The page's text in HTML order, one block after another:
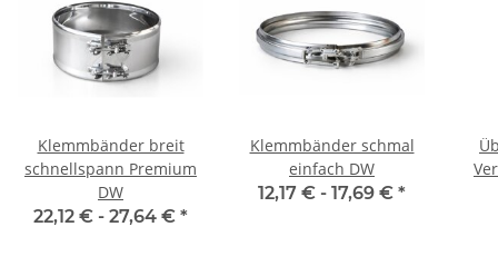
Klemmbänder breit
schnellspann Premium
DW
22,12 € - 27,64 € *
Klemmbänder schmal
einfach DW
12,17 € - 17,69 € *